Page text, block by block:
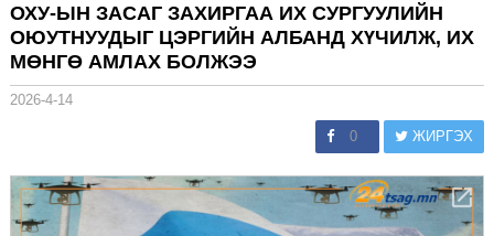
ОХУ-ЫН ЗАСАГ ЗАХИРГАА ИХ СУРГУУЛИЙН
ОЮУТНУУДЫГ ЦЭРГИЙН АЛБАНД ХҮЧИЛЖ, ИХ
МӨНГӨ АМЛАХ БОЛЖЭЭ
2026-4-14
0 ЖИРГЭХ